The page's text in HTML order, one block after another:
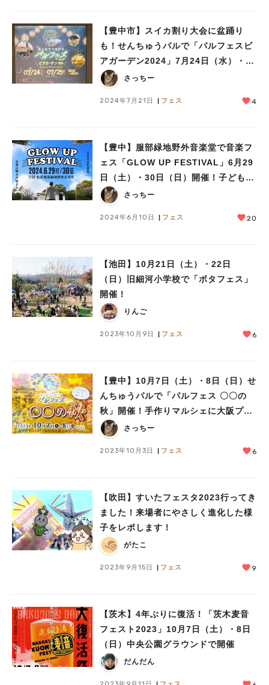
【豊中市】スイカ割り大会に盆踊り
も！せんちゅうパルで「パルフェスビ
アガーデン2024」7月24日（水）・25
日（木）開催
さっちー
2024年7月21日 フェス 4
【豊中】服部緑地野外音楽堂で音楽フ
ェス「GLOW UP FESTIVAL」6月29
日（土）・30日（日）開催！子ども広
場にキッチンカーも登場
さっちー
2024年6月10日 フェス 20
【池田】10月21日（土）・22日
（日）旧細河小学校で「ボタフェス」
開催！
りんご
2023年10月9日 フェス 6
【豊中】10月7日（土）・8日（日）せ
んちゅうパルで「パルフェス 〇〇の
秋」開催！手作りマルシェに大阪プロ
レスの試合観戦も
さっちー
2023年10月3日 フェス 6
【吹田】すいたフェスタ2023行ってき
ました！来場者にやさしく進化した様
子をレポします！
がたこ
2023年9月15日 フェス 9
【茨木】4年ぶりに復活！「茨木麦音
フェスト2023」10月7日（土）・8日
（日）中央公園グラウンドで開催
だんだん